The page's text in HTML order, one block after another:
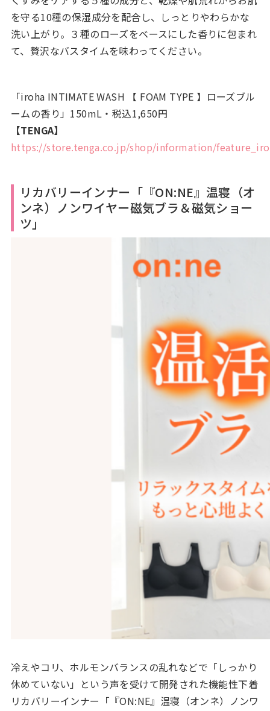
を守る10種の保湿成分を配合し、しっとりやわらかな
洗い上がり。３種のローズをベースにした香りに包まれ
て、贅沢なバスタイムを味わってください。
「iroha INTIMATE WASH 【 FOAM TYPE 】ローズブル
ームの香り」150mL・税込1,650円
【TENGA】
https://store.tenga.co.jp/shop/information/
リカバリーインナー「『ON:NE』温寝（オ
ンネ）ノンワイヤー磁気ブラ＆磁気ショー
ツ」
冷えやコリ、ホルモンバランスの乱れなどで「しっかり
休めていない」という声を受けて開発された機能性下着
リカバリーインナー「『ON:NE』温寝（オンネ）ノンワ